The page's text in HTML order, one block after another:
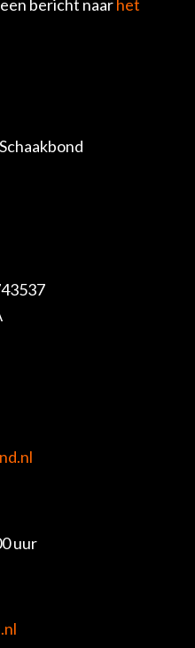
bericht naarhet
uur